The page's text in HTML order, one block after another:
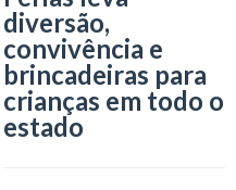
diversão,
convivência e
brincadeiras para
crianças em todo o
estado